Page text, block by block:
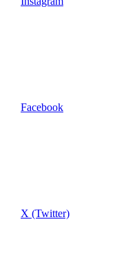
Facebook
X (Twitter)